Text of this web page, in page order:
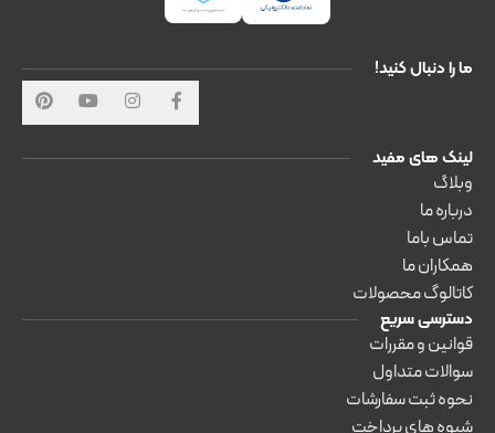
لینک های مفید
وبلاگ
درباره ما
تماس باما
همکاران ما
کاتالوگ محصولات
دسترسی سریع
قوانین و مقررات
سوالات متداول
نحوه ثبت سفارشات
شیوه های پرداخت
ما را دنبال کنید!